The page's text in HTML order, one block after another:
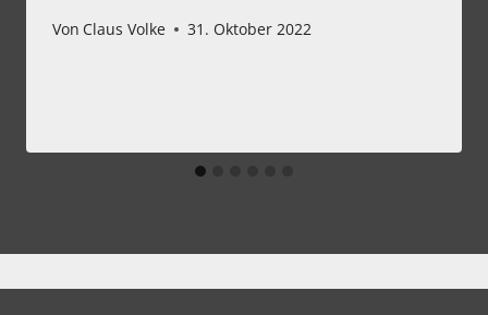
Von Claus Volke 31. Oktober 2022